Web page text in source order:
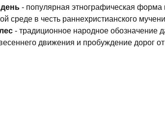
- популярная этнографическая
среде в честь раннехристианского
- традиционное народное обозначение
движения и пробуждение дорог